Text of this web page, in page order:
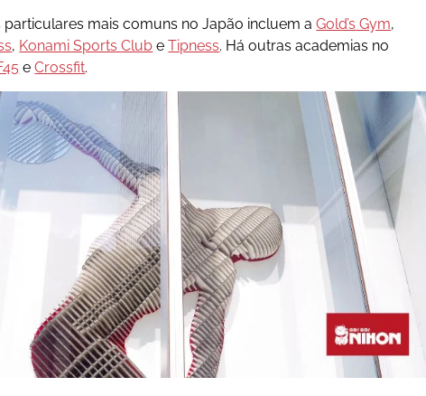
particulares mais comuns no Japão incluem aGold’s Gym,
, Konami Sports Club eTipness. Há outras academias no
eCrossfit.